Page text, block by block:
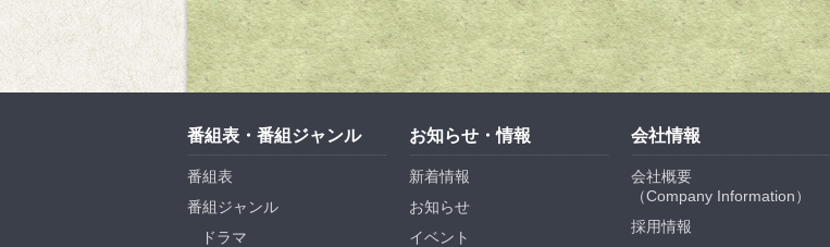
番組表・番組ジャンル
番組表
番組ジャンル
ドラマ
お知らせ・情報
新着情報
お知らせ
イベント
会社情報
会社概要
（Company Information）
採用情報